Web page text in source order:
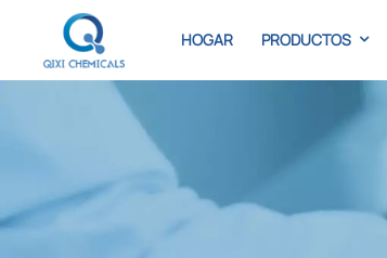
HOGAR PRODUCTOS